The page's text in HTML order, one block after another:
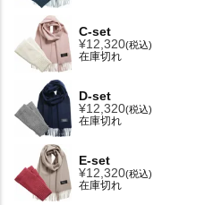
C-set
¥12,320 税込
在庫切れ
D-set
¥12,320 税込
在庫切れ
E-set
¥12,320 税込
在庫切れ